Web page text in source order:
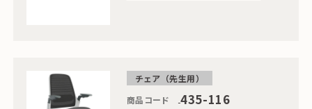
チェア（先生用）
商品コード
435-116